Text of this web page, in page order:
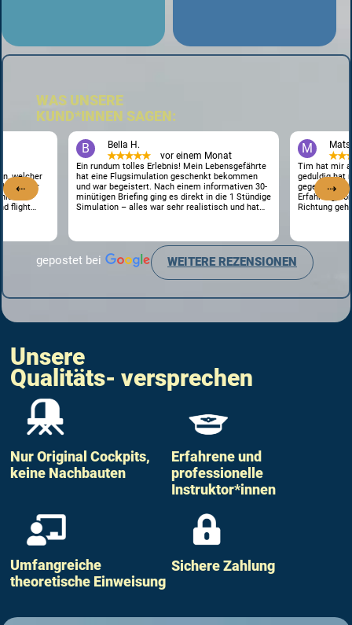
WAS UNSERE
KUND*INNEN SAGEN:
⇠ ⇢
welcher
Er war
Der
flight
hat
2 Mal vom
zum
York,
raus
lässt
B
Bella H.
★★★★★
vor einem Monat
Ein rundum tolles Erlebnis! Mein Lebensgefährte
hat eine Flugsimulation geschenkt bekommen
und war begeistert. Nach einem informativen 30-
minütigen Briefing ging es direkt in die 1 Stündige
Simulation – alles war sehr realistisch und hat
verständlich erklärt. Wir haben uns bestens
aufgehoben gefühlt und können das Erlebnis
uneingeschränkt weiterempfehlen!
M
Mats
Tim hat mir
geduldig hat
gegeben alles
Erfahrung,
Richtung
gepostet bei WEITERE REZENSIONEN
Unsere
Qualitäts- versprechen
Nur Original Cockpits,
keine Nachbauten
Erfahrene und
professionelle
Instruktor*innen
Umfangreiche
theoretische Einweisung
Sichere Zahlung